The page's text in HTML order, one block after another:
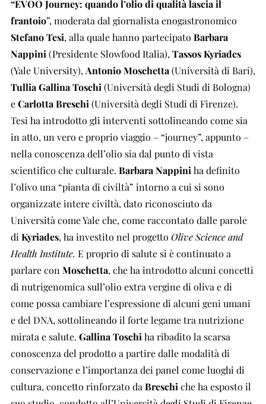
“EVOO Journey: quando l’olio di qualità lascia il
frantoio”, moderata dal giornalista enogastronomico
Stefano Tesi, alla quale hanno partecipato Barbara
Nappini (Presidente Slowfood Italia), Tassos Kyriades
(Yale University), Antonio Moschetta(Università di Bari),
Tullia Gallina Toschi (Università degli Studi di Bologna)
eCarlotta Breschi (Università degli Studi di Firenze).
Tesi ha introdotto gli interventi sottolineando come sia
in atto, un vero e proprio viaggio – “journey”, appunto –
nella conoscenza dell’olio sia dal punto di vista
scientifico che culturale. Barbara Nappini ha definito
l’olivo una “pianta di civiltà” intorno a cui si sono
organizzate intere civiltà, dato riconosciuto da
Università come Yale che, come raccontato dalle parole
di Kyriades, ha investito nel progetto Olive Science and
Health Institute. E proprio di salute si è continuato a
parlare con Moschetta, che ha introdotto alcuni concetti
di nutrigenomica sull’olio extra vergine di oliva e di
come possa cambiare l’espressione di alcuni geni umani
e del DNA, sottolineando il forte legame tra nutrizione
mirata e salute. Gallina Toschi ha ribadito la scarsa
conoscenza del prodotto a partire dalle modalità di
conservazione e l’importanza dei panel come luoghi di
cultura, concetto rinforzato da Breschi che ha esposto il